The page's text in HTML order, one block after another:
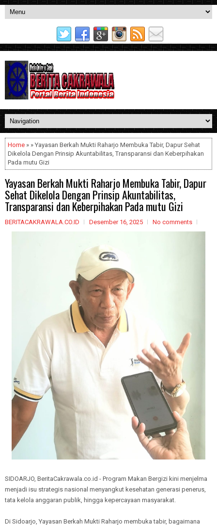
Home » » Yayasan Berkah Mukti Raharjo Membuka Tabir, Dapur Sehat
Dikelola Dengan Prinsip Akuntabilitas, Transparansi dan Keberpihakan
Pada mutu Gizi
Yayasan Berkah Mukti Raharjo Membuka Tabir, Dapur
Sehat Dikelola Dengan Prinsip Akuntabilitas,
Transparansi dan Keberpihakan Pada mutu Gizi
BERITACAKRAWALA.CO.ID Desember 16, 2025 No comments
SIDOARJO, BeritaCakrawala.co.id - Program Makan Bergizi kini menjelma
menjadi isu strategis nasional menyangkut kesehatan generasi penerus,
tata kelola anggaran publik, hingga kepercayaan masyarakat.
Di Sidoarjo, Yayasan Berkah Mukti Raharjo membuka tabir, bagaimana